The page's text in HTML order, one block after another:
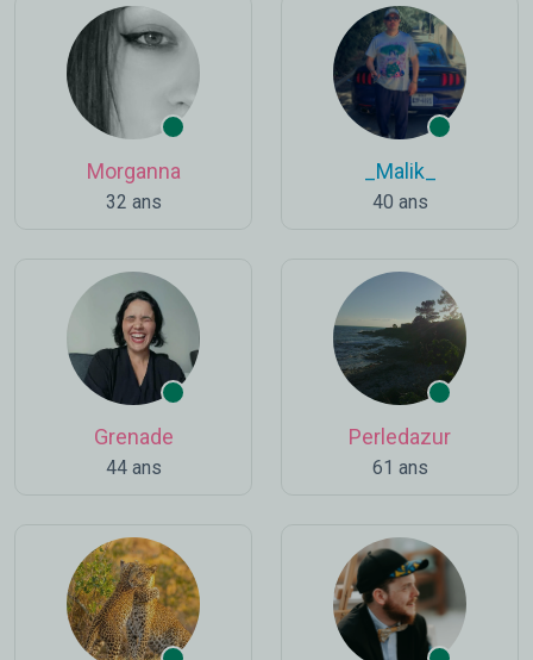
Morganna
32 ans
_Malik_
40 ans
Grenade
44 ans
Perledazur
61 ans